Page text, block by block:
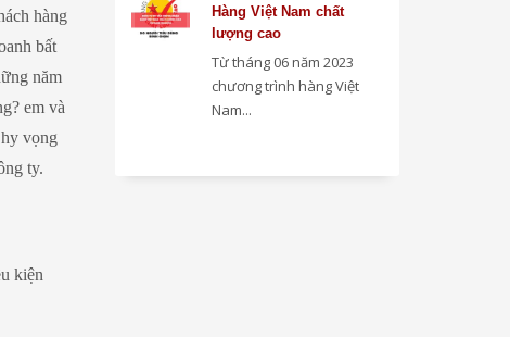
hàng
bất
năm
em và
vọng
ty.
kiện
Hàng Việt Nam chất
lượng cao
Từ tháng 06 năm 2023
chương trình hàng Việt
Nam...